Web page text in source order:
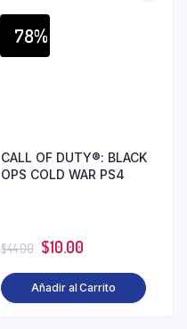
78%
CALL OF DUTY®: BLACK
OPS COLD WAR PS4
$44.00 $10.00
Añadir al Carrito